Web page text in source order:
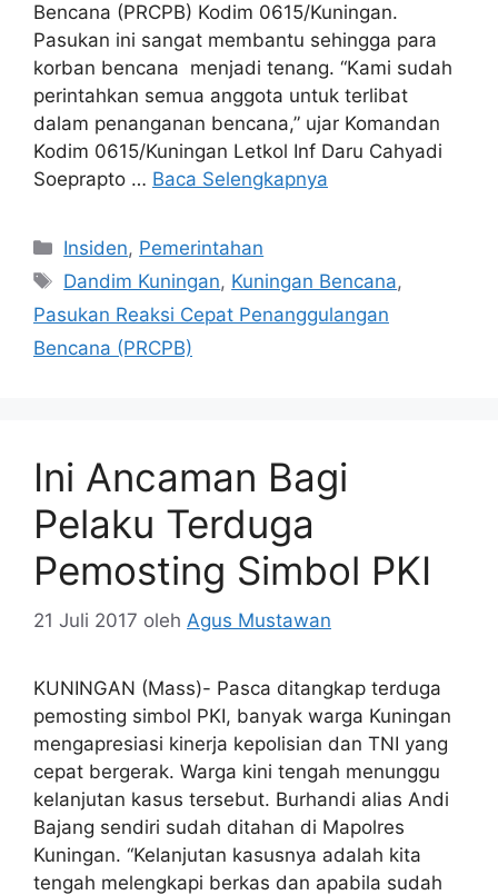
Bencana (PRCPB) Kodim 0615/Kuningan.
Pasukan ini sangat membantu sehingga para
korban bencana menjadi tenang. “Kami sudah
perintahkan semua anggota untuk terlibat
dalam penanganan bencana,” ujar Komandan
Kodim 0615/Kuningan Letkol Inf Daru Cahyadi
Soeprapto … Baca Selengkapnya
Kategori
Insiden, Pemerintahan
Tag
Dandim Kuningan, Kuningan Bencana,
Pasukan Reaksi Cepat Penanggulangan
Bencana (PRCPB)
Ini Ancaman Bagi
Pelaku Terduga
Pemosting Simbol PKI
21 Juli 2017 oleh Agus Mustawan
KUNINGAN (Mass)- Pasca ditangkap terduga
pemosting simbol PKI, banyak warga Kuningan
mengapresiasi kinerja kepolisian dan TNI yang
cepat bergerak. Warga kini tengah menunggu
kelanjutan kasus tersebut. Burhandi alias Andi
Bajang sendiri sudah ditahan di Mapolres
Kuningan. “Kelanjutan kasusnya adalah kita
tengah melengkapi berkas dan apabila sudah